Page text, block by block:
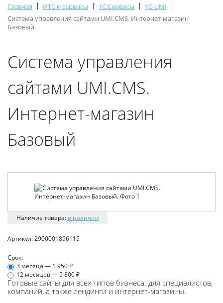
Главная | ИТС и сервисы | 1С:Сервисы | 1C-UMI
|
Система управления сайтами UMI.CMS. Интернет-магазин
Базовый
Система управления
сайтами UMI.CMS.
Интернет-магазин
Базовый
Наличие товара: в наличии
Артикул:2900001896115
Срок:
3 месяца — 1 950
12 месяцев — 5 800
Готовые сайты для всех типов бизнеса: для специалистов,
компаний, а также лендинги и интернет-магазины.